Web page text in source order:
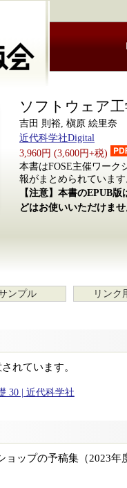
ソフトウェア
吉田 則裕, 槇原 絵里奈
近代科学社Digital
3,960円 (3,600円+税)
本書はFOSE主催ワーク
報がまとめられています
【注意】本書のEPUB
どはお使いいただけま
ンプル リンク
れています。
30 | 近代科学社
ョップの予稿集（2023